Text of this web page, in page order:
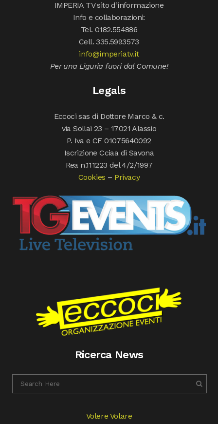
IMPERIA TV sito d’informazione
Info e collaborazioni:
Tel. 0182.554886
Cell. 335.5993573
info@imperiatv.it
Per una Liguria fuori dal Comune!
Legals
Eccoci sas di Dottore Marco & c.
via Sollai 23 – 17021 Alassio
P. Iva e CF 01075640092
Iscrizione Cciaa di Savona
Rea n.111223 del 4/2/1997
Cookies – Privacy
Ricerca News
Volere Volare